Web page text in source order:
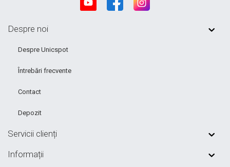
Despre noi
Despre Unicspot
Întrebări frecvente
Contact
Depozit
Servicii clienți
Informații